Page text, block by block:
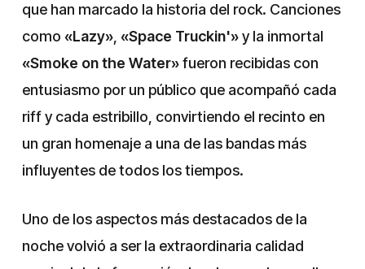
que han marcado la historia del rock. Canciones
como «Lazy», «Space Truckin'»y la inmortal
«Smoke on the Water»fueron recibidas con
entusiasmo por un público que acompañó cada
riff y cada estribillo, convirtiendo el recinto en
un gran homenaje a una de las bandas más
influyentes de todos los tiempos.
Uno de los aspectos más destacados de la
noche volvió a ser la extraordinaria calidad